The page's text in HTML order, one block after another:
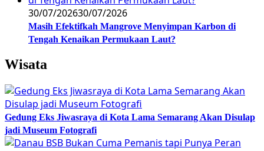
30/07/202630/07/2026
Masih Efektifkah Mangrove Menyimpan Karbon di
Tengah Kenaikan Permukaan Laut?
Wisata
Gedung Eks Jiwasraya di Kota Lama Semarang Akan Disulap
jadi Museum Fotografi